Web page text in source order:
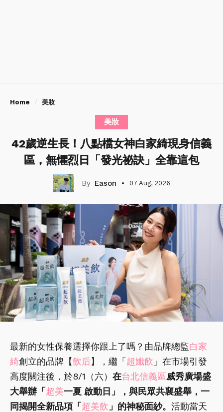
Home 美妝
美妝
42歲逆生長！八點檔女神白家綺現身信義
區，無懼烈日「發光祕訣」全靠這包
Eason 07 Aug, 2026
最新的女性保養選擇你跟上了嗎？由品牌總監白家
綺創立的品牌【飲后】，繼「超孅飲 」在市場引發
高度關注後，於8/1（六） 在台北信義區威秀廣場盛
大舉辦「超美一夏 啟動日」，與民眾共襄盛舉，一
同揭開全新品項「超美飲 」的神秘面紗。 活動當天